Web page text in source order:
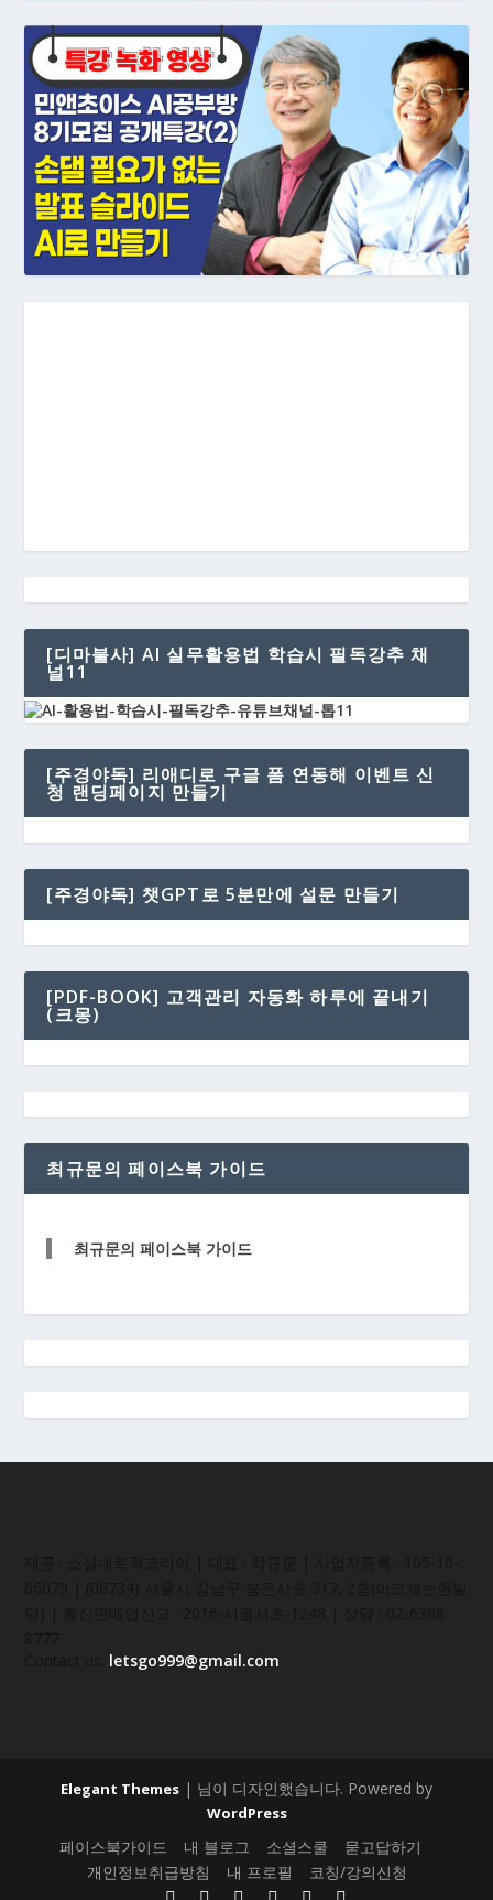
[디마불사] AI 실무활용법 학습시 필독강추 채
널11
[주경야독] 리애디로 구글 폼 연동해 이벤트 신
청 랜딩페이지 만들기
[주경야독] 챗GPT로 5분만에 설문 만들기
[PDF-BOOK] 고객관리 자동화 하루에 끝내기
(크몽)
최규문의 페이스북 가이드
최규문의 페이스북 가이드
letsgo999@gmail.com
Elegant Themes | 님이 디자인했습니다. Powered by
WordPress
페이스북가이드 내 블로그 소셜스쿨
묻고답하기
개인정보취급방침
내 프로필 코칭/강의신청